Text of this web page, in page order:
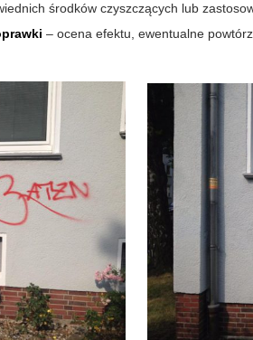
środków czyszczących lub
– ocena efektu, ewentualne